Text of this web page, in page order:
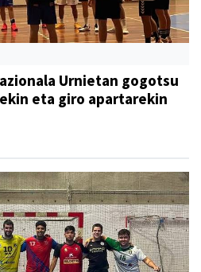
Urnietan gogotsu
eta giro apartarekin